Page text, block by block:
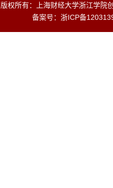
版权所有：上海财经大学浙江学
备案号： 浙ICP备